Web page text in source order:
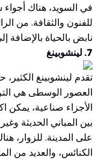
في السويد، هناك
للفنون والثقافة. من
نابض بالحياة بالإضافة
7. لينشوبينغ
تقدم لينشوبينغ الكثير،
العصور الوسطى هي
الأجزاء صناعية، يمكن
بين المباني الحديثة
على المدينة. للزوار،
الكنائس، والعديد من